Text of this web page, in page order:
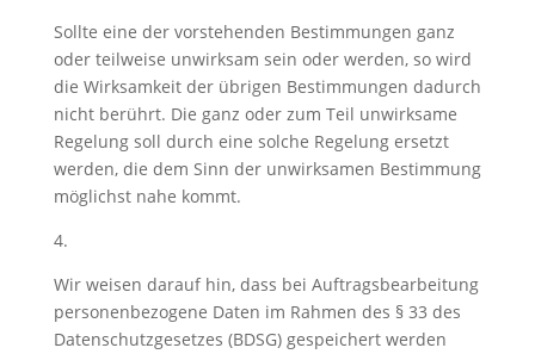
Sollte eine der vorstehenden Bestimmungen ganz
oder teilweise unwirksam sein oder werden, so wird
die Wirksamkeit der übrigen Bestimmungen dadurch
nicht berührt. Die ganz oder zum Teil unwirksame
Regelung soll durch eine solche Regelung ersetzt
werden, die dem Sinn der unwirksamen Bestimmung
möglichst nahe kommt.
4.
Wir weisen darauf hin, dass bei Auftragsbearbeitung
personenbezogene Daten im Rahmen des § 33 des
Datenschutzgesetzes (BDSG) gespeichert werden